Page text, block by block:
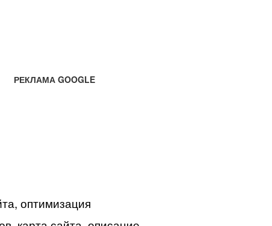
РЕКЛАМА GOOGLE
оптимизация